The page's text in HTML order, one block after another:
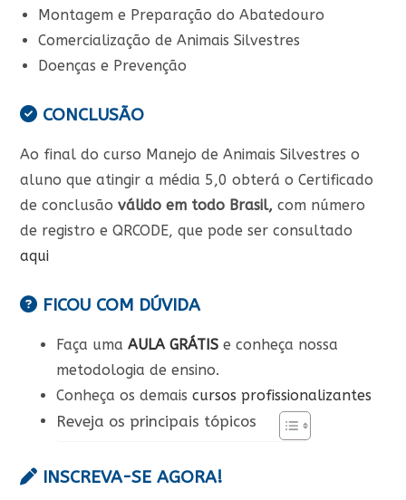
Montagem e Preparação do Abatedouro
Comercialização de Animais Silvestres
Doenças e Prevenção
CONCLUSÃO
Ao final do curso Manejo de Animais Silvestres o
aluno que atingir a média 5,0 obterá o Certificado
de conclusãoválido em todo Brasil,com número
de registro e QRCODE, que pode ser consultado
aqui
FICOU COM DÚVIDA
Faça umaAULA GRÁTIS e conheça nossa
metodologia de ensino.
Conheça os demaiscursos profissionalizantes
Reveja os principais tópicos
INSCREVA-SE AGORA!